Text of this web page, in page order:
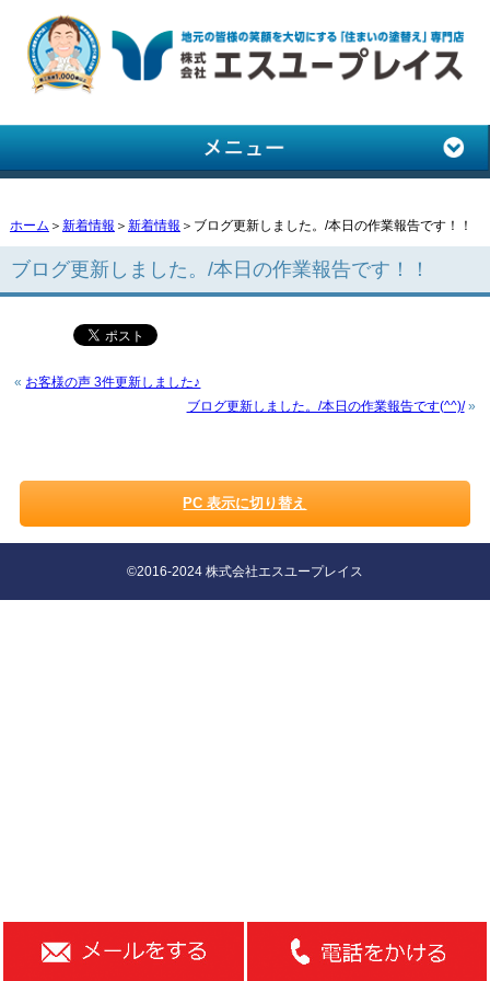
ホーム ＞ 新着情報 ＞ 新着情報 ＞ブログ更新しました。/本日の作業報告です！！
ブログ更新しました。/本日の作業報告です！！
« お客様の声 3件更新しました♪
ブログ更新しました。/本日の作業報告です(^^)/»
PC 表示に切り替え
©2016-2024 株式会社エスユープレイス